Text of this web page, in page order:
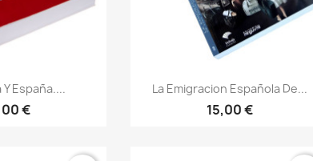
rápida
España....
€
Vista rápida
La Emigracion Española De...
15,00 €